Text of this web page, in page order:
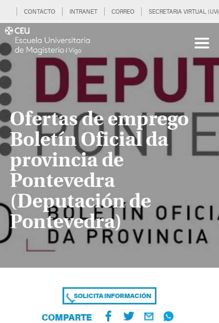
CONTACTO INTRANET CORREO SECRETARIA VIRTUAL
Ofertas de emprego
Boletín Oficial da
provincia de
Pontevedra
(Deputación de
Pontevedra)
SOLICITA INFORMACIÓN
COMPARTE